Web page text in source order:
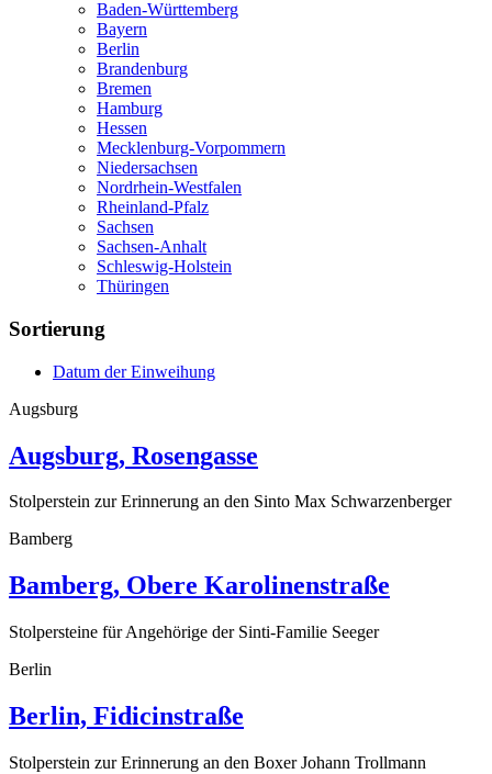
Baden-Württemberg
Bayern
Berlin
Brandenburg
Bremen
Hamburg
Hessen
Mecklenburg-Vorpommern
Niedersachsen
Nordrhein-Westfalen
Rheinland-Pfalz
Sachsen
Sachsen-Anhalt
Schleswig-Holstein
Thüringen
Sortierung
Datum der Einweihung
Augsburg
Augsburg, Rosengasse
Stolperstein zur Erinnerung an den Sinto Max Schwarzenberger
Bamberg
Bamberg, Obere Karolinenstraße
Stolpersteine für Angehörige der Sinti-Familie Seeger
Berlin
Berlin, Fidicinstraße
Stolperstein zur Erinnerung an den Boxer Johann Trollmann